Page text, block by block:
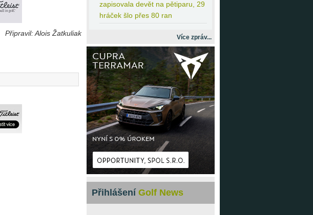
Připravil: Alois Žatkuliak
zapisovala devět na pětiparu, 29
hráček šlo přes 80 ran
Více zpráv...
Přihlášení Golf News